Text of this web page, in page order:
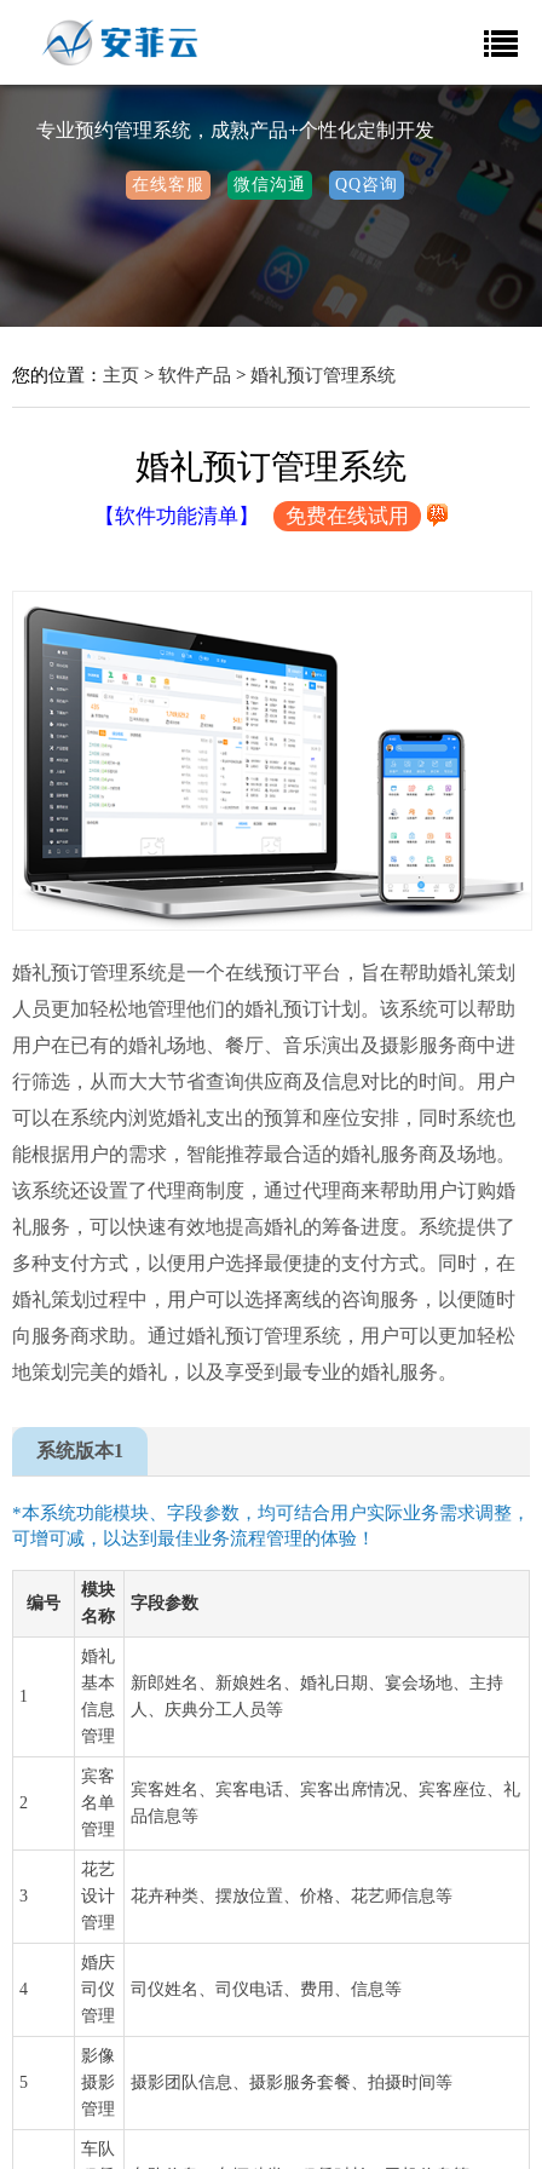
专业预约管理系统，成熟产品+个性化定制开发
在线客服 微信沟通 QQ咨询
您的位置： 主页 > 软件产品 > 婚礼预订管理系统
婚礼预订管理系统
【软件功能清单】 免费在线试用
婚礼预订管理系统是一个在线预订平台，旨在帮助婚礼策划
人员更加轻松地管理他们的婚礼预订计划。该系统可以帮助
用户在已有的婚礼场地、餐厅、音乐演出及摄影服务商中进
行筛选，从而大大节省查询供应商及信息对比的时间。用户
可以在系统内浏览婚礼支出的预算和座位安排，同时系统也
能根据用户的需求，智能推荐最合适的婚礼服务商及场地。
该系统还设置了代理商制度，通过代理商来帮助用户订购婚
礼服务，可以快速有效地提高婚礼的筹备进度。系统提供了
多种支付方式，以便用户选择最便捷的支付方式。同时，在
婚礼策划过程中，用户可以选择离线的咨询服务，以便随时
向服务商求助。通过婚礼预订管理系统，用户可以更加轻松
地策划完美的婚礼，以及享受到最专业的婚礼服务。
系统版本1
*本系统功能模块、字段参数，均可结合用户实际业务需求调整，
可增可减，以达到最佳业务流程管理的体验！
编号
模块
名称
字段参数
1
婚礼
基本
信息
管理
新郎姓名、新娘姓名、婚礼日期、宴会场地、主持
人、庆典分工人员等
2
宾客
名单
管理
宾客姓名、宾客电话、宾客出席情况、宾客座位、礼
品信息等
3
花艺
设计
管理
花卉种类、摆放位置、价格、花艺师信息等
4
婚庆
司仪
管理
司仪姓名、司仪电话、费用、信息等
5
影像
摄影
管理
摄影团队信息、摄影服务套餐、拍摄时间等
车队